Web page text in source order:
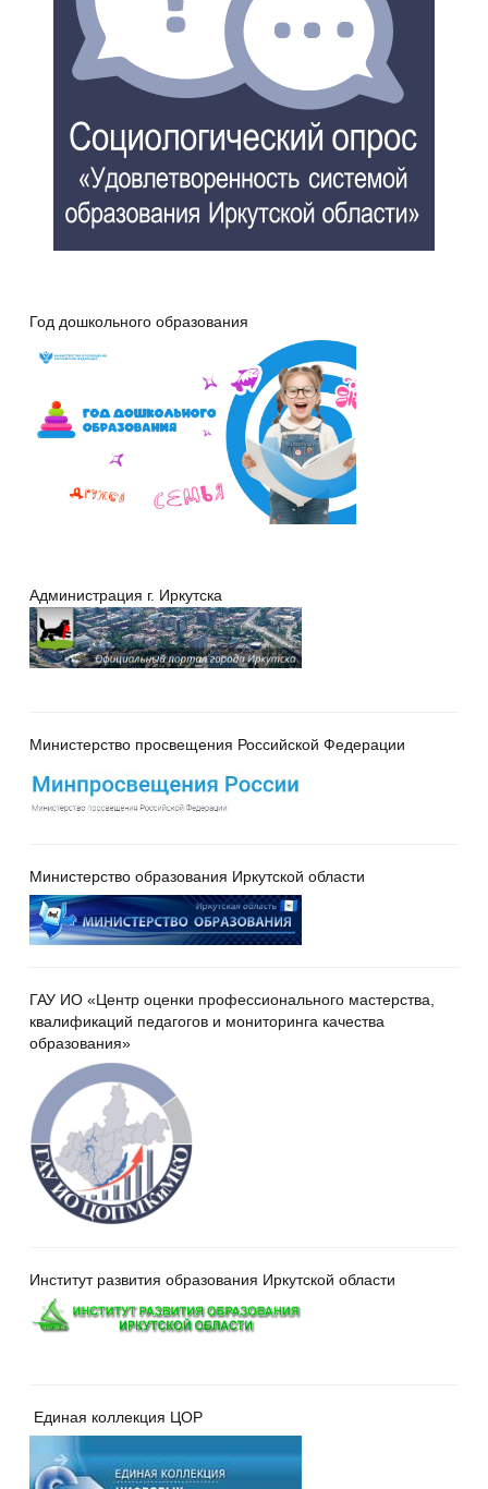
Год дошкольного образования
Администрация г. Иркутска
Министерство просвещения Российской Федерации
Министерство образования Иркутской области
ГАУ ИО «Центр оценки профессионального мастерства,
квалификаций педагогов и мониторинга качества
образования»
Институт развития образования Иркутской области
Единая коллекция ЦОР